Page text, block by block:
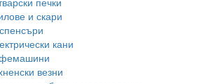
и скари
кани
везни